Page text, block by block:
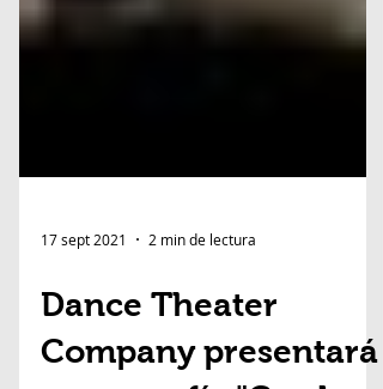
17 sept 2021 2 min de lectura